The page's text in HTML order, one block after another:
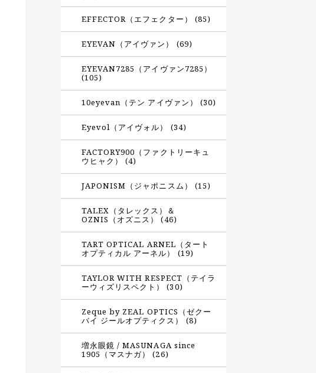
EFFECTOR（エフェクター） (85)
EYEVAN（アイヴァン） (69)
EYEVAN7285（アイヴァン7285）
(105)
10eyevan（テン アイヴァン） (30)
Eyevol（アイヴォル） (34)
FACTORY900（ファクトリーキュ
ウヒャク） (4)
JAPONISM（ジャポニスム） (15)
TALEX（タレックス）＆
OZNIS（オズニス） (46)
TART OPTICAL ARNEL（タート
オプティカル アーネル） (19)
TAYLOR WITH RESPECT（テイラ
ーウィズリスペクト） (30)
Zeque by ZEAL OPTICS（ゼクー
バイ ジールオプティクス） (8)
増永眼鏡 / MASUNAGA since
1905（マスナガ） (26)